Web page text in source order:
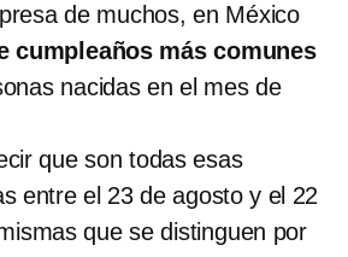
de muchos, en México
cumpleaños más comunes
nacidas en el mes de
que son todas esas
entre el 23 de agosto y el 22
que se distinguen por